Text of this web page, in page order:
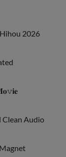
2026
Clean Audio